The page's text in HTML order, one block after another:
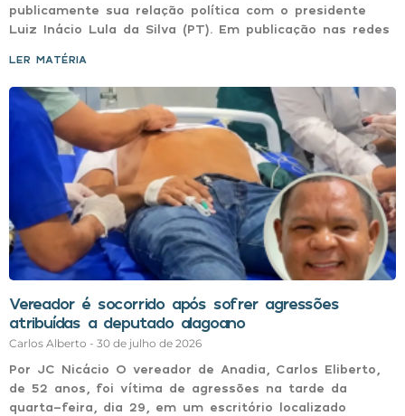
publicamente sua relação política com o presidente
Luiz Inácio Lula da Silva (PT). Em publicação nas redes
LER MATÉRIA »
Vereador é socorrido após sofrer agressões
atribuídas a deputado alagoano
Carlos Alberto 30 de julho de 2026
Por JC Nicácio O vereador de Anadia, Carlos Eliberto,
de 52 anos, foi vítima de agressões na tarde da
quarta-feira, dia 29, em um escritório localizado